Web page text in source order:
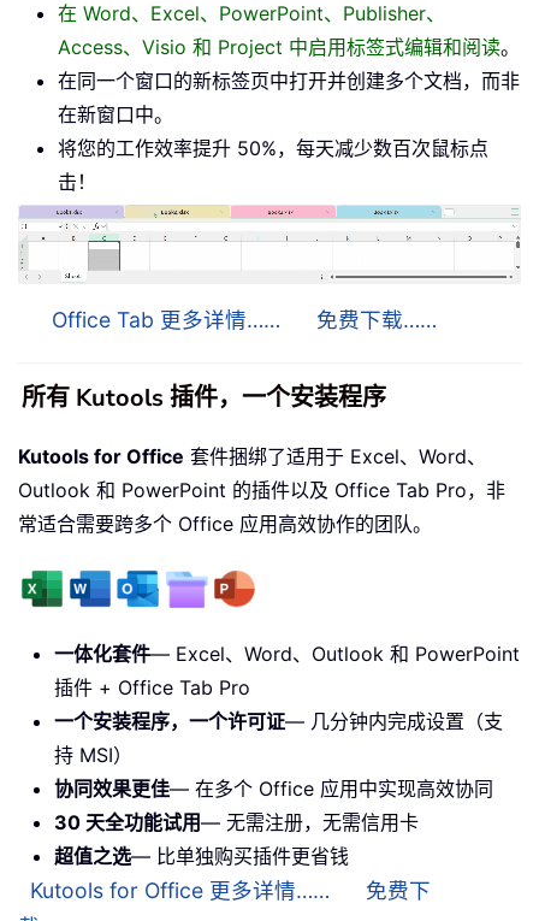
在 Word、Excel、PowerPoint、Publisher、
Access、Visio 和 Project 中启用标签式编辑和阅读。
在同一个窗口的新标签页中打开并创建多个文档，而非
在新窗口中。
将您的工作效率提升 50%，每天减少数百次鼠标点
击！
Office Tab 更多详情…… 免费下载……
所有 Kutools 插件，一个安装程序
Kutools for Office 套件捆绑了适用于 Excel、Word、
Outlook 和 PowerPoint 的插件以及 Office Tab Pro，非
常适合需要跨多个 Office 应用高效协作的团队。
一体化套件— Excel、Word、Outlook 和 PowerPoint
插件 + Office Tab Pro
一个安装程序，一个许可证— 几分钟内完成设置（支
持 MSI）
协同效果更佳— 在多个 Office 应用中实现高效协同
30 天全功能试用— 无需注册，无需信用卡
超值之选— 比单独购买插件更省钱
Kutools for Office 更多详情……
免费下